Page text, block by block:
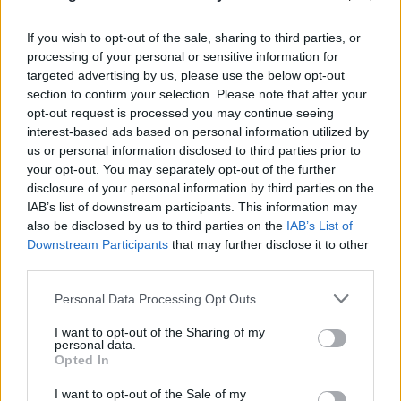
If you wish to opt-out of the sale, sharing to third parties, or
processing of your personal or sensitive information for
targeted advertising by us, please use the below opt-out
section to confirm your selection. Please note that after your
opt-out request is processed you may continue seeing
interest-based ads based on personal information utilized by
us or personal information disclosed to third parties prior to
your opt-out. You may separately opt-out of the further
disclosure of your personal information by third parties on the
IAB’s list of downstream participants. This information may
also be disclosed by us to third parties on the IAB’s List of
Downstream Participants that may further disclose it to other
Please note that this website/app uses one or more Google
not limited to your visit or usage behaviour. You may click to
grant or deny consent to Google and its third-party tags to
use your data for below specified purposes in below Google
consent section.
Personal Data Processing Opt Outs
I want to opt-out of the Sharing of my
personal data.
Opted In
I want to opt-out of the Sale of my